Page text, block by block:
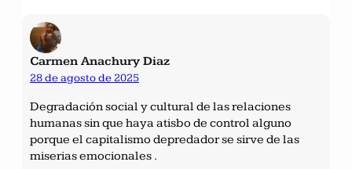
Carmen Anachury Diaz
28 de agosto de 2025
Degradación social y cultural de las relaciones
humanas sin que haya atisbo de control alguno
porque el capitalismo depredador se sirve de las
miserias emocionales .